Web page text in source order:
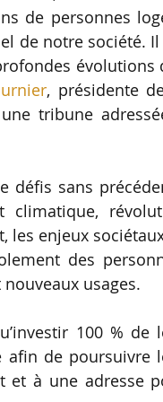
de personnes
de notre société.
évolutions
, présidente
tribune
défis sans
climatique,
les enjeux
des
usages.
100 % de
afin de poursuivre
et à une adresse